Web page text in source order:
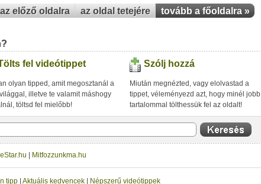
előző oldalra az oldal tetejére tovább a főoldalra »
fel videótippet
olyan tipped, amit megosztanál a
illetve te valamit máshogy
töltsd fel mielőbb!
Szólj hozzá
Miután megnézted, vagy elolvastad a
tippet, véleményezd azt, hogy minél jobb
tartalommal tölthessük fel az oldalt!
Mitfozzunkma.hu
tipp Aktuális kedvencek Népszerű videótippek